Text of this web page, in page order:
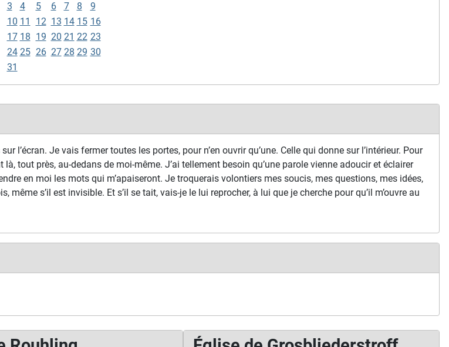
l’écran. Je vais fermer toutes les portes, pour n’en ouvrir qu’une. Celle qui donne sur l’intérieur. Pour
tout près, au-dedans de moi-même. J’ai tellement besoin qu’une parole vienne adoucir et éclairer
en moi les mots qui m’apaiseront. Je troquerais volontiers mes soucis, mes questions, mes idées,
s’il est invisible. Et s’il se tait, vais-je le lui reprocher, à lui que je cherche pour qu’il m’ouvre au
3
4 5 6 7 8
9
10 11 12 13 14 15 16
17 18 19 20 21 22 23
24 25 26 27 28 29 30
31